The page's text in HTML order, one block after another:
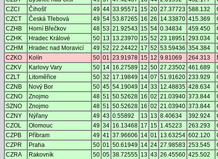
CZCI
Čihošť 49 44 33.95571 15 20 27.37723 588.132
CZCT
Česká Třebová 49 54 53.87265 16 26 14.33870 415.369
CZHB
Horní Břečkov 48 53 21.92543 15 54 0.34834 459.450
CZHK
Hradec Králové 50 13 13.23970 15 52 23.18951 293.034
CZHM
Hradec nad Moravicí 49 52 22.24422 17 52 53.59436 354.384
CZKO
Kolín 50 01 23.91978 15 12 9.81069 264.313
CZKV
Karlovy Vary 50 14 16.27589 12 50 27.23502 461.689
CZLT
Litoměřice 50 32 17.19849 14 07 51.91620 233.929
CZNB
Nový Bor 50 45 54.19049 14 33 12.48835 428.634
CZNO
Znojmo 48 51 50.52628 16 02 21.03940 373.844
SZNO
Znojmo 48 51 50.52628 16 02 21.03940 373.844
CZNY
Nýřany 49 43 0.55892 13 13 8.40634 392.924
CZOL
Olomouc 49 34 16.13468 17 15 1.45223 263.293
CZPB
Příbram 49 41 37.96606 14 01 13.63254 602.120
CZPR
Praha 50 01 50.61949 14 24 27.98583 253.545
CZRA
Rakovník 50 05 38.72555 13 43 26.45560 425.502